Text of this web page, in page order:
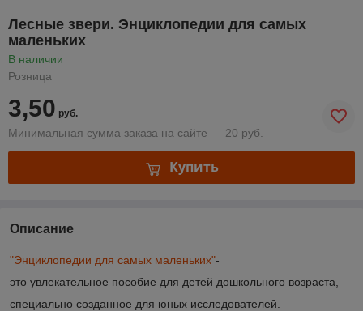
Лесные звери. Энциклопедии для самых
маленьких
В наличии
Розница
3,50 руб.
Минимальная сумма заказа на сайте — 20 руб.
Купить
Описание
"Энциклопедии для самых маленьких"-
это увлекательное пособие для детей дошкольного возраста,
специально созданное для юных исследователей.